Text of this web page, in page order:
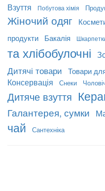
Взуття Побутова хімія
Жіночий одяг
продукти
Бакалія
та хлібобулочні
Дитячі товари Товари
Консервація Снеки
Дитяче взуття
Галантерея, сумки
чай
Сантехніка